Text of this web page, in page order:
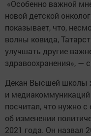
«Особенно важной
новой детской
показывает, что,
волны ковида,
улучшать другие
здравоохранения», —
Декан Высшей школы
и
посчитал, что нужно
об изменении
2021 года. Он назвал